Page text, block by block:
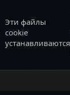
Эти файлы
cookie
устанавливаются